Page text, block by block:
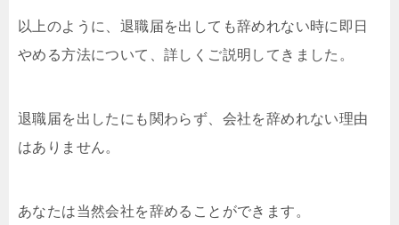
以上のように、退職届を出しても辞めれない時に即日
やめる方法について、詳しくご説明してきました。
退職届を出したにも関わらず、会社を辞めれない理由
はありません。
あなたは当然会社を辞めることができます。